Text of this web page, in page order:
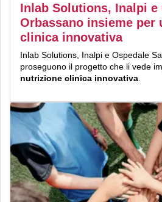
Inlab Solutions, Inalpi e
Orbassano insieme per
clinica innovativa
Inlab Solutions, Inalpi e Ospedale
proseguono il progetto che li vede
nutrizione clinica innovativa